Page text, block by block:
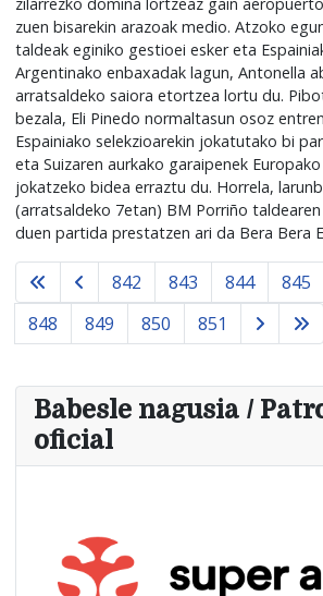
zuen bisarekin arazoak medio. Atzoko
taldeak eginiko gestioei esker eta
Argentinako enbaxadak lagun, Antonella
arratsaldeko saiora etortzea lortu du.
bezala, Eli Pinedo normaltasun osoz
Espainiako selekzioarekin jokatutako bi
eta Suizaren aurkako garaipenek
jokatzeko bidea erraztu du. Horrela,
(arratsaldeko 7etan) BM Porriño
duen partida prestatzen ari da Bera Bera
842 843 844 845
848
849 850 851
Babesle nagusia /
oficial